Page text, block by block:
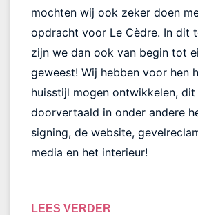
mochten wij ook zeker doen
opdracht voor Le Cèdre. In dit
zijn we dan ook van begin tot
geweest! Wij hebben voor hen
huisstijl mogen ontwikkelen,
doorvertaald in onder andere
signing, de website,
media en het interieur!
LEES VERDER